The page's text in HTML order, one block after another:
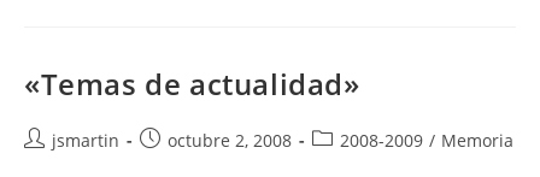
«Temas de actualidad»
Autorjsmartin
Publicación
octubre 2, 2008
Categoría
2008-2009 / Memoria